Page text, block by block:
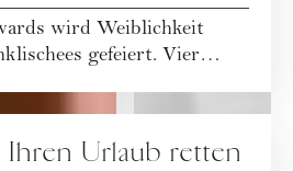
wird Weiblichkeit
gefeiert. Vier
Ihren Urlaub retten